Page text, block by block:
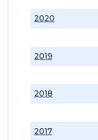
2017
2018
2019
2020